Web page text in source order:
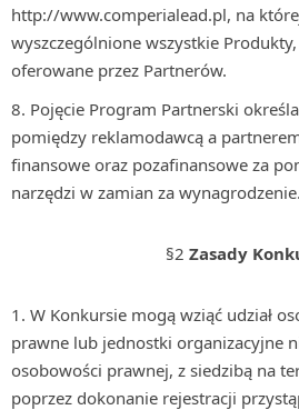
http://www.comperialead.pl, na
wyszczególnione wszystkie
oferowane przez Partnerów.
Pojęcie Program Partnerski
pomiędzy reklamodawcą a
finansowe oraz pozafinansowe za
narzędzi w zamian za wynagrodzenie.
§2 Zasady
W Konkursie mogą wziąć udział
prawne lub jednostki organizacyjne
osobowości prawnej, z siedzibą na
poprzez dokonanie rejestracji